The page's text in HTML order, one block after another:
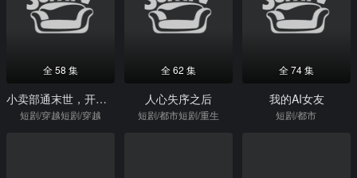
全 58 集
小卖部通末世，开局泡面换黄金
短剧/穿越短剧/穿越
全 62 集
人心失序之后
短剧/都市短剧/重生
全 74 集
我的AI女友
短剧/都市